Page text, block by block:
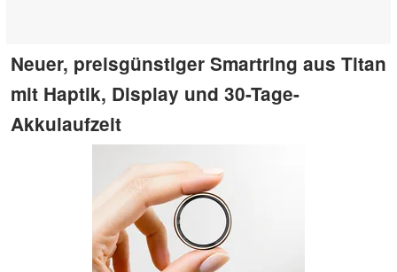
Neuer, preisgünstiger Smartring aus Titan
mit Haptik, Display und 30-Tage-
Akkulaufzeit